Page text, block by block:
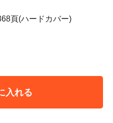
頁(ハードカバー)
入れる